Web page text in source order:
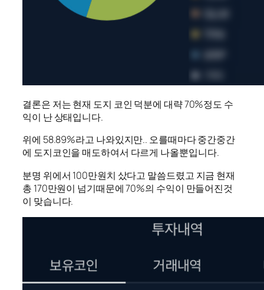
결론은 저는 현재 도지 코인 덕분에 대략 70%정도 수
익이 난 상태입니다.
위에 58.89%라고 나와있지만.. 오를때마다 중간중간
에 도지코인을 매도하여서 다르게 나올뿐입니다.
분명 위에서 100만원치 샀다고 말씀드렸고 지금 현재
총 170만원이 넘기때문에 70%의 수익이 만들어진것
이 맞습니다.